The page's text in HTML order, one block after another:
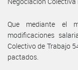
Que mediante el
modificaciones
Colectivo de Trabajo
pactados.